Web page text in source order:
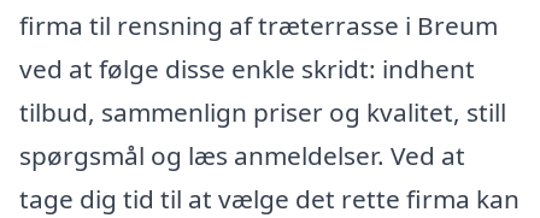
firma til rensning af træterrasse i Breum
ved at følge disse enkle skridt: indhent
tilbud, sammenlign priser og kvalitet, still
spørgsmål og læs anmeldelser. Ved at
tage dig tid til at vælge det rette firma kan